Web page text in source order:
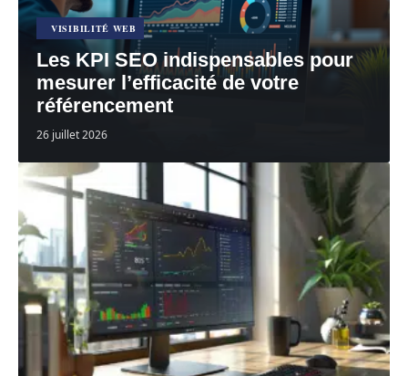
VISIBILITÉ WEB
Les KPI SEO indispensables pour
mesurer l’efficacité de votre
référencement
26 juillet 2026